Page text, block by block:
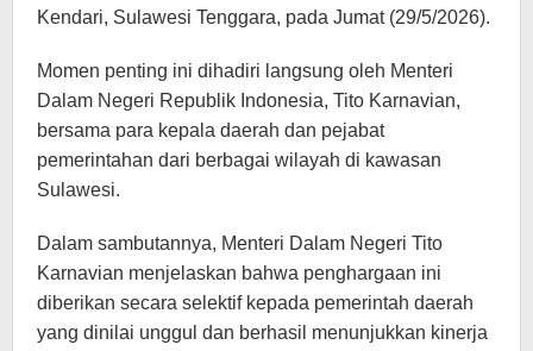
Kendari, Sulawesi Tenggara, pada Jumat (29/5/2026).
Momen penting ini dihadiri langsung oleh Menteri
Dalam Negeri Republik Indonesia, Tito Karnavian,
bersama para kepala daerah dan pejabat
pemerintahan dari berbagai wilayah di kawasan
Sulawesi.
Dalam sambutannya, Menteri Dalam Negeri Tito
Karnavian menjelaskan bahwa penghargaan ini
diberikan secara selektif kepada pemerintah daerah
yang dinilai unggul dan berhasil menunjukkan kinerja